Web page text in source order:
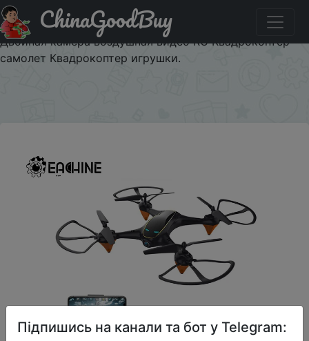
Паридбати з промокодом 10/50 Eachine E38 WiFi FPV
RC Дрон 4K камера оптический поток 1080P HD
Двойная камера воздушная видео RC Квадрокоптер
самолет Квадрокоптер игрушки.
ChinaGoodBuy
Підпишись на канали та бот у Telegram: